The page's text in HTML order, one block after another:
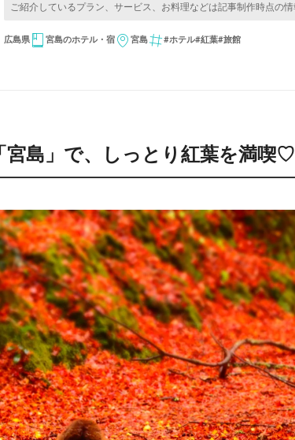
広島県 宮島のホテル・宿 宮島 #ホテル#紅葉#旅館
宮島」で、しっとり紅葉を満喫♡